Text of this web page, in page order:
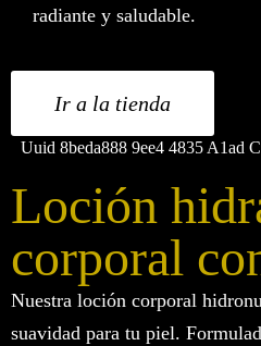
radiante y saludable.
Ir a la tienda
Loción
corporal
Nuestra loción corporal
suavidad para tu piel.